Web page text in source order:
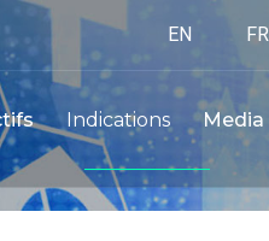
EN FR
Indications Media